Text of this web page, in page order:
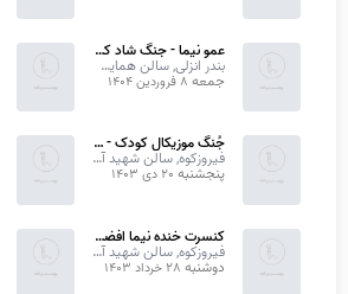
عمو نیما - جنگ شاد کودک و خانواده
بندر انزلی, سالن همایشهای منطقه آزاد انزلی
جمعه8 فروردین 1404
جُنگ موزیکال کودک - عمو نیما
فیروزکوه, سالن شهید آوینی دانشگاه آزاد
پنجشنبه20 دی 1403
کنسرت خنده نیما افضلی
فیروزکوه, سالن شهید آوینی دانشگاه آزاد
دوشنبه28 خرداد 1403